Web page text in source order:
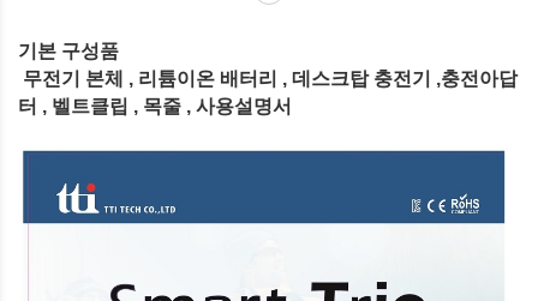
기본 구성품
무전기 본체 , 리튬이온 배터리 , 데스크탑 충전기 ,충전아답
터 , 벨트클립 , 목줄 , 사용설명서